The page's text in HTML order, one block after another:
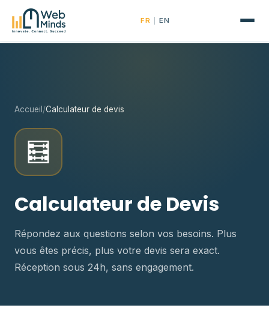
FR EN
Accueil /Calculateur de devis
🧮
Calculateur de Devis
Répondez aux questions selon vos besoins. Plus
vous êtes précis, plus votre devis sera exact.
Réception sous 24h, sans engagement.